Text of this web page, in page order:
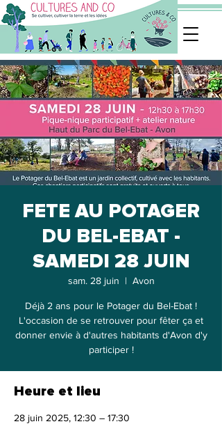
FETE AU POTAGER
DU BEL-EBAT -
SAMEDI 28 JUIN
sam. 28 juin
  |
Avon
Déjà 2 ans pour le Potager du Bel-Ebat !
L'occasion de se retrouver pour fêter ça et
donner envie à d'autres habitants d'Avon d'y
participer !
Heure et lieu
28 juin 2025, 12:30 – 17:30